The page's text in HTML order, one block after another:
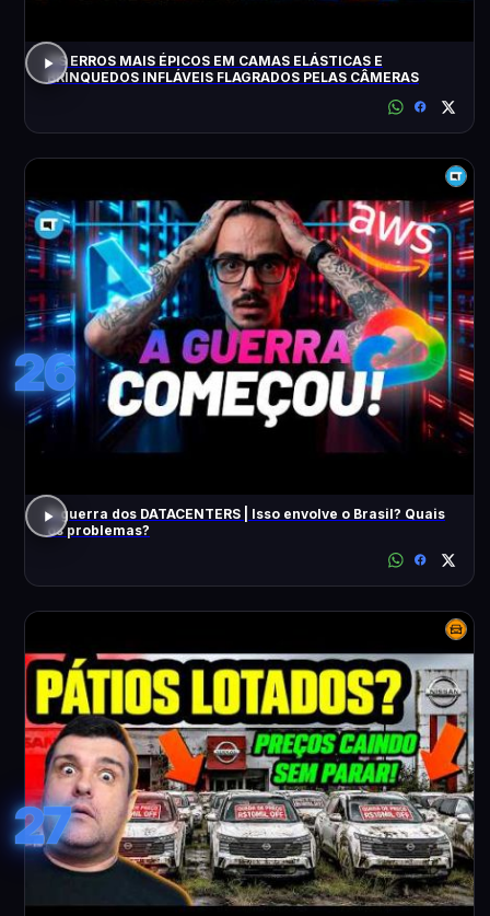
OS ERROS MAIS ÉPICOS EM CAMAS ELÁSTICAS E
BRINQUEDOS INFLÁVEIS FLAGRADOS PELAS CÂMERAS
26
A guerra dos DATACENTERS | Isso envolve o Brasil? Quais
os problemas?
27